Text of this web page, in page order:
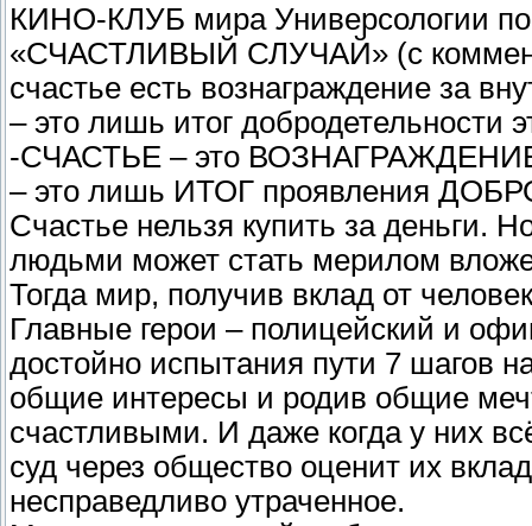
КИНО-КЛУБ мира Универсологии
«СЧАСТЛИВЫЙ СЛУЧАЙ» (с
счастье есть вознаграждение за
– это лишь итог добродетельности
-СЧАСТЬЕ – это
– это лишь ИТОГ проявления
Счастье нельзя купить за деньги.
людьми может стать мерилом
Тогда мир, получив вклад от
Главные герои – полицейский и
достойно испытания пути 7 шагов
общие интересы и родив общие
счастливыми. И даже когда у них
суд через общество оценит их
несправедливо утраченное.